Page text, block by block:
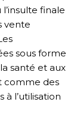
finale
vente
sous forme
santé et aux
comme des
l’utilisation